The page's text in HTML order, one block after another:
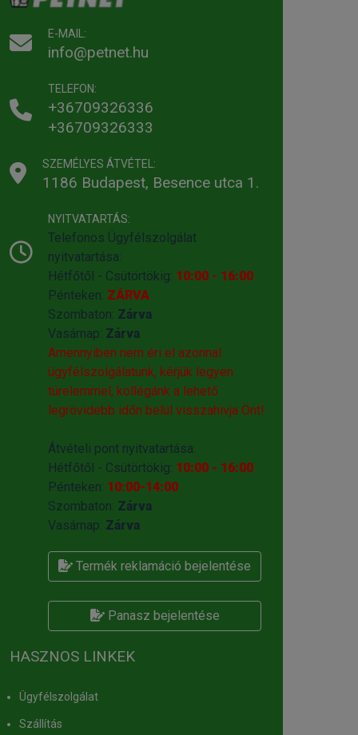
E-MAIL:
info@petnet.hu
TELEFON:
+36709326336
+36709326333
SZEMÉLYES ÁTVÉTEL:
1186 Budapest, Besence utca 1.
NYITVATARTÁS:
Telefonos Ügyfélszolgálat
nyitvatartása:
Hétfőtől - Csütörtökig: 10:00 - 16:00
Pénteken: ZÁRVA
Szombaton: Zárva
Vasárnap: Zárva
Amennyiben nem éri el azonnal
ügyfélszolgálatunk, kérjük legyen
türelemmel, kollégánk a lehető
legrövidebb időn belül visszahivja Önt!
Átvételi pont nyitvatartása:
Hétfőtől - Csütörtökig: 10:00 - 16:00
Pénteken: 10:00-14:00
Szombaton: Zárva
Vasárnap: Zárva
Termék reklamáció bejelentése
Panasz bejelentése
HASZNOS LINKEK
Ügyfélszolgálat
Szállítás